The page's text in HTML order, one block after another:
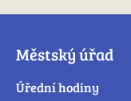
Městský úřad
Úřední hodiny